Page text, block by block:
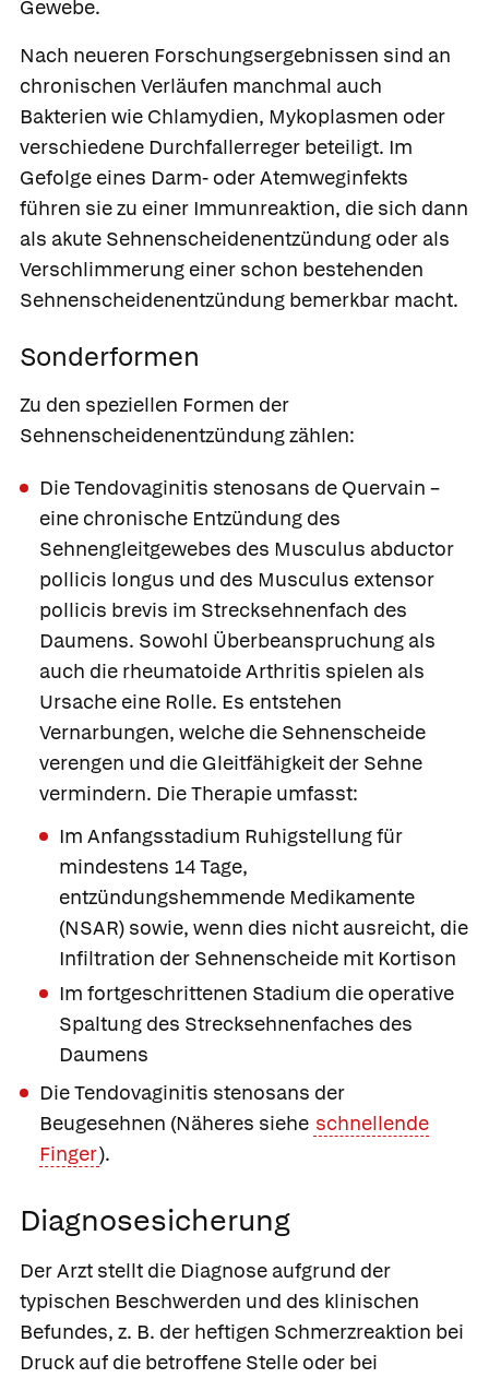
Gewebe.
Nach neueren Forschungsergebnissen sind an
chronischen Verläufen manchmal auch
Bakterien wie Chlamydien, Mykoplasmen oder
verschiedene Durchfallerreger beteiligt. Im
Gefolge eines Darm- oder Atemweginfekts
führen sie zu einer Immunreaktion, die sich dann
als akute Sehnenscheidenentzündung oder als
Verschlimmerung einer schon bestehenden
Sehnenscheidenentzündung bemerkbar macht.
Sonderformen
Zu den speziellen Formen der
Sehnenscheidenentzündung zählen:
DieTendovaginitis stenosans de Quervain –
eine chronische Entzündung des
Sehnengleitgewebes des Musculus abductor
pollicis longus und des Musculus extensor
pollicis brevis im Strecksehnenfach des
Daumens. Sowohl Überbeanspruchung als
auch die rheumatoide Arthritis spielen als
Ursache eine Rolle. Es entstehen
Vernarbungen, welche die Sehnenscheide
verengen und die Gleitfähigkeit der Sehne
vermindern. Die Therapie umfasst:
Im Anfangsstadium Ruhigstellung für
mindestens 14 Tage,
entzündungshemmende Medikamente
(NSAR) sowie, wenn dies nicht ausreicht, die
Infiltration der Sehnenscheide mit Kortison
Im fortgeschrittenen Stadium die operative
Spaltung des Strecksehnenfaches des
Daumens
DieTendovaginitis stenosans der
Beugesehnen (Näheres siehe schnellende
Finger).
Diagnosesicherung
Der Arzt stellt die Diagnose aufgrund der
typischen Beschwerden und des klinischen
Befundes, z. B. der heftigen Schmerzreaktion bei
Druck auf die betroffene Stelle oder bei